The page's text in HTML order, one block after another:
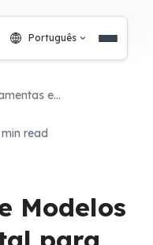
Português
13 Melhores Ferramentas e Modelos de Mapa Mental para Gerentes de Produto
min read
Modelos